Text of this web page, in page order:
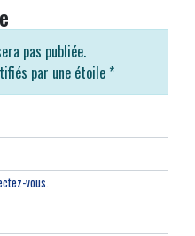
pas publiée.
par une étoile *
vous.